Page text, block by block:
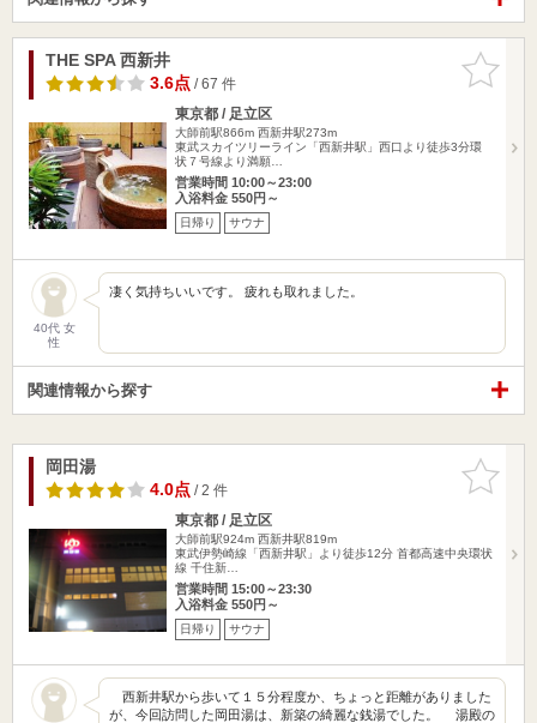
お気に入
りに追加
THE SPA 西新井
3.6点/ 67 件
東京都 / 足立区
大師前駅866m 西新井駅273m
東武スカイツリーライン「西新井駅」西口より徒歩3分環
状７号線より満願…
営業時間 10:00～23:00
入浴料金 550円～
日帰り サウナ
40代 女
性
凄く気持ちいいです。 疲れも取れました。
関連情報から探す
お気に入
りに追加
岡田湯
4.0点/ 2 件
東京都 / 足立区
大師前駅924m 西新井駅819m
東武伊勢崎線「西新井駅」より徒歩12分 首都高速中央環状
線 千住新…
営業時間 15:00～23:30
入浴料金 550円～
日帰り サウナ
西新井駅から歩いて１５分程度か、ちょっと距離がありました
が、今回訪問した岡田湯は、新築の綺麗な銭湯でした。 湯殿の